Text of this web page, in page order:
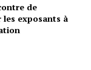
de
exposants à